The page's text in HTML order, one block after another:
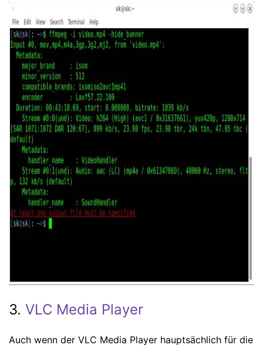
3. VLC Media Player
Auch wenn der VLC Media Player hauptsächlich für die